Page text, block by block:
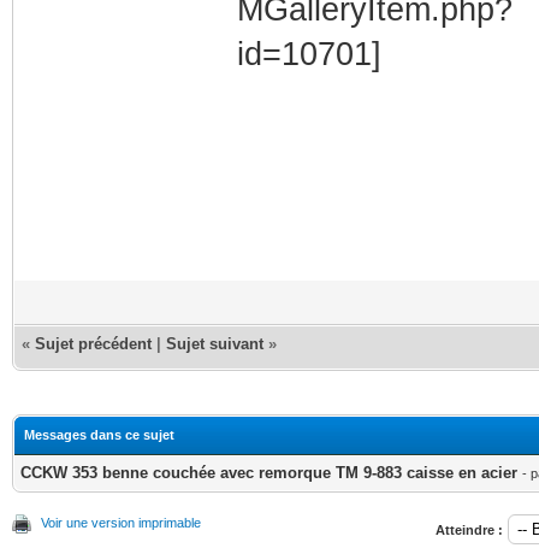
« Sujet précédent Sujet suivant »
Messages dans ce sujet
CCKW 353 benne couchée avec remorque TM 9-883 caisse en acier -
Voir une version imprimable Atteindre :